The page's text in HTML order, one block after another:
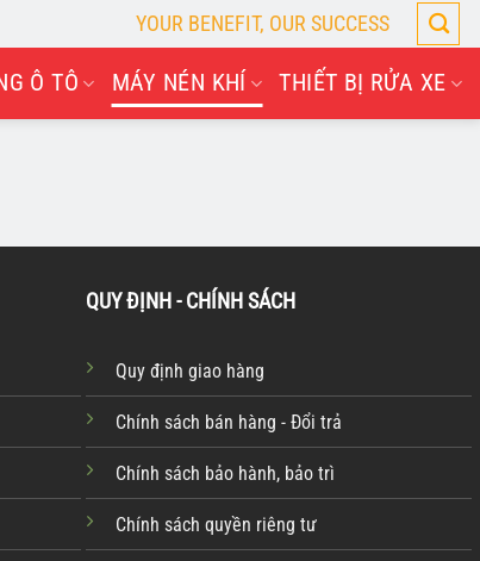
YOUR BENEFIT, OUR SUCCESS
Ô TÔ MÁY NÉN KHÍ THIẾT BỊ RỬA XE
QUY ĐỊNH - CHÍNH SÁCH
Quy định giao hàng
Chính sách bán hàng - Đổi trả
Chính sách bảo hành, bảo trì
Chính sách quyền riêng tư